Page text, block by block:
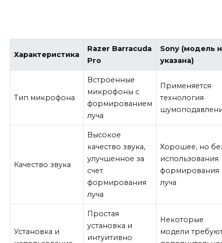
Характеристика
Razer Barracuda
Pro
Sony (модель
указана)
Тип микрофона
Встроенные
микрофоны с
формированием
луча
Применяется
технология
Качество звука
Высокое
качество звука,
улучшенное за
счет
формирования
луча
Хорошее, но
использования
формирования
луча
Установка и
Простая
установка и
интуитивно
Некоторые
модели